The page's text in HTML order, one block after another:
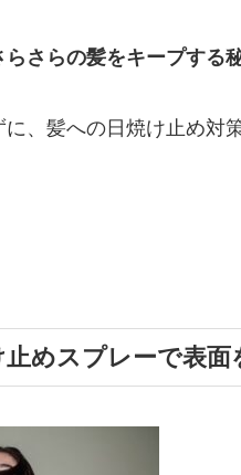
さらの髪をキープする
、髪への日焼け止め対
めスプレーで表